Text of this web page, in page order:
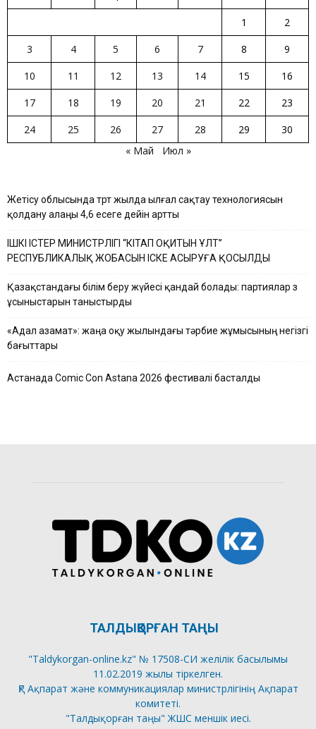
1
2
3
4 5 6 7 8
9
10
11 12 13 14 15
16
17
18 19 20 21 22
23
24
25 26 27 28 29
30
« Май
Июл »
Жетісу облысында төрт жылда ылғал сақтау технологиясын
қолдану алаңы 4,6 есеге дейін артты
ІШКІ ІСТЕР МИНИСТРЛІГІ “КІТАП ОҚИТЫН ҰЛТ”
РЕСПУБЛИКАЛЫҚ ЖОБАСЫН ІСКЕ АСЫРУҒА ҚОСЫЛДЫ
Қазақстандағы білім беру жүйесі қандай болады: партиялар өз
ұсыныстарын таныстырды
«Адал азамат»: жаңа оқу жылындағы тәрбие жұмысының негізгі
бағыттары
Астанада Comic Con Astana 2026 фестивалі басталды
ТАЛДЫҚОРҒАН ТАҢЫ
"Taldykorgan-online.kz" № 17508-СИ желілік басылымы
11.02.2019 жылы тіркелген.
ҚР Ақпарат және коммуникациялар министрлігінің Ақпарат
комитеті.
"Талдықорған таңы" ЖШС меншік иесі.